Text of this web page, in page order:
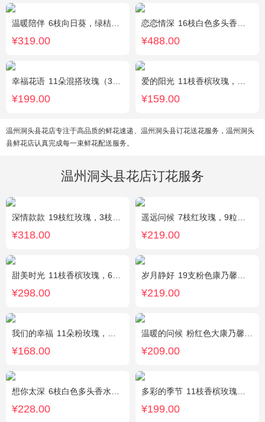
温暖陪伴 6枝向日葵，绿桔梗丰满，栀子叶搭配
¥319.00
恋恋情深 16枝白色多头香水百合，黄莺点缀。
¥488.00
幸福花语 11朵混搭玫瑰（3支红玫瑰、3支粉玫瑰、3支白玫瑰、2支香槟玫瑰），搭配适量黄莺、栀子叶，随机赠送1只可爱小熊。
¥199.00
爱的阳光 11枝香槟玫瑰，间插白色满天星、白色桔梗、尤加利叶
¥159.00
温州洞头县花店专注于高品质的鲜花速递、温州洞头县订花送花服务，温州洞头
县鲜花店认真完成每一束鲜花配送服务。
温州洞头县花店订花服务
深情款款 19枝红玫瑰，3枝白百合，3枝粉百合，搭配满天星，绿叶等配材
¥318.00
遥远问候 7枝红玫瑰，9粒巧克力，2只可爱小熊，满天星、绿叶周围点缀；巧克力选择高端品牌（德芙、金莎、费列罗等），具体以当地市场为准，小熊以实物为准。
¥219.00
甜美时光 11枝香槟玫瑰，6枝多头白百合，搭配适量尤加利叶装饰
¥298.00
岁月静好 19支粉色康乃馨，1枝白色多头百合，搭配满天星、黄莺装饰。
¥219.00
我们的幸福 11朵粉玫瑰，银叶菊，尤加利搭配
¥168.00
温暖的问候 粉红色大康乃馨8枝，粉色玫瑰6枝，点缀适量黄莺、深山樱和绿叶。
¥209.00
想你太深 6枝白色多头香水百合，黄莺、勿忘我搭配。
¥228.00
多彩的季节 11枝香槟玫瑰，2枝多头白百合，栀子叶搭配
¥199.00